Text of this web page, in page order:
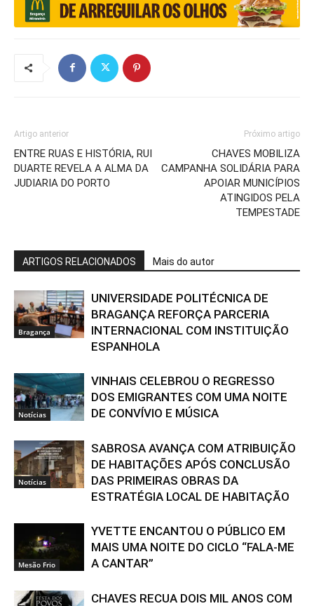
Artigo anterior
ENTRE RUAS E HISTÓRIA, RUI
DUARTE REVELA A ALMA DA
JUDIARIA DO PORTO
Próximo artigo
CHAVES MOBILIZA
CAMPANHA SOLIDÁRIA PARA
APOIAR MUNICÍPIOS
ATINGIDOS PELA
TEMPESTADE
ARTIGOS RELACIONADOS Mais do autor
Bragança
UNIVERSIDADE POLITÉCNICA DE
BRAGANÇA REFORÇA PARCERIA
INTERNACIONAL COM INSTITUIÇÃO
ESPANHOLA
Notícias
VINHAIS CELEBROU O REGRESSO
DOS EMIGRANTES COM UMA NOITE
DE CONVÍVIO E MÚSICA
Notícias
SABROSA AVANÇA COM ATRIBUIÇÃO
DE HABITAÇÕES APÓS CONCLUSÃO
DAS PRIMEIRAS OBRAS DA
ESTRATÉGIA LOCAL DE HABITAÇÃO
Mesão Frio
YVETTE ENCANTOU O PÚBLICO EM
MAIS UMA NOITE DO CICLO “FALA-ME
A CANTAR”
CHAVES RECUA DOIS MIL ANOS COM